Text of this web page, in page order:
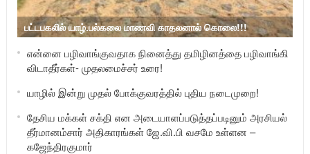
பட்டபகலில் யாழ்.பல்கலை மாணவி காதலனால் கொலை!!!
என்னை பழிவாங்குவதாக நினைத்து தமிழினத்தை பழிவாங்கி
விடாதீர்கள்- முதலமைச்சர் உரை!
யாழில் இன்று முதல் போக்குவரத்தில் புதிய நடைமுறை!
தேசிய மக்கள் சக்தி என அடையாளப்படுத்தப்படினும் அரசியல்
தீர்மானம்சார் அதிகாரங்கள் ஜே.வி.பி வசமே உள்ளன –
கஜேந்திரகுமார்